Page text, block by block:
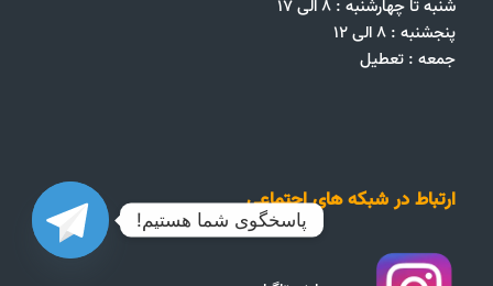
شنبه تا چهارشنبه : ۸ الی ۱۷
پنجشنبه : ۸ الی ۱۲
جمعه‌ :‌ تعطیل
ارتباط در شبکه های اجتماعی
پاسخگوی شما هستیم!